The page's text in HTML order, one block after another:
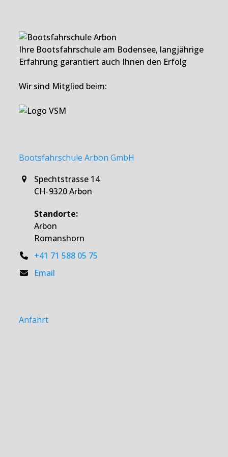
Ihre Bootsfahrschule am Bodensee, langjährige
Erfahrung garantiert auch Ihnen den Erfolg
Wir sind Mitglied beim:
Bootsfahrschule Arbon GmbH
Spechtstrasse 14
CH-9320 Arbon
Standorte:
Arbon
Romanshorn
+41 71 588 05 75
Email
Anfahrt